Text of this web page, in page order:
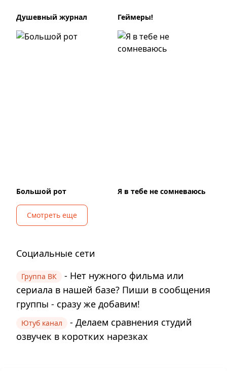
Душевный журнал Геймеры!
Большой рот Я в тебе не сомневаюсь
Смотреть еще
Социальные сети
Группа ВК
- Нет нужного фильма или
сериала в нашей базе? Пиши в сообщения
группы - сразу же добавим!
Ютуб канал
- Делаем сравнения студий
озвучек в коротких нарезках